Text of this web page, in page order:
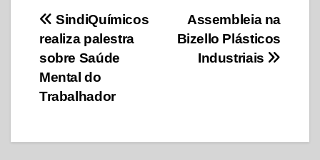
Navegação
de
Post
Assembleia na
Bizello Plásticos
Industriais
SindiQuímicos
realiza palestra
sobre Saúde
Mental do
Trabalhador